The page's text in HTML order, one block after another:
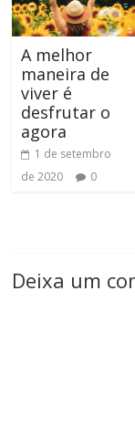
A melhor
maneira de
viver é
desfrutar o
agora
1 de setembro
de 2020
0
Deixa um